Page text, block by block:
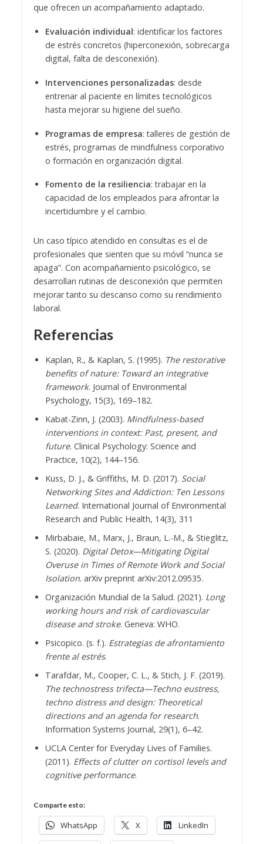
que ofrecen un acompañamiento adaptado.
Evaluación individual: identificar los factores
de estrés concretos (hiperconexión, sobrecarga
digital, falta de desconexión).
Intervenciones personalizadas: desde
entrenar al paciente en límites tecnológicos
hasta mejorar su higiene del sueño.
Programas de empresa: talleres de gestión de
estrés, programas de mindfulness corporativo
o formación en organización digital.
Fomento de la resiliencia: trabajar en la
capacidad de los empleados para afrontar la
incertidumbre y el cambio.
Un caso típico atendido en consultas es el de
profesionales que sienten que su móvil “nunca se
apaga”. Con acompañamiento psicológico, se
desarrollan rutinas de desconexión que permiten
mejorar tanto su descanso como su rendimiento
laboral.
Referencias
Kaplan, R., & Kaplan, S. (1995). The restorative
benefits of nature: Toward an integrative
framework. Journal of Environmental
Psychology, 15(3), 169–182.
Kabat-Zinn, J. (2003). Mindfulness-based
interventions in context: Past, present, and
future. Clinical Psychology: Science and
Practice, 10(2), 144–156.
Kuss, D. J., & Griffiths, M. D. (2017). Social
Networking Sites and Addiction: Ten Lessons
Learned. International Journal of Environmental
Research and Public Health, 14(3), 311
Mirbabaie, M., Marx, J., Braun, L.-M., & Stieglitz,
S. (2020). Digital Detox—Mitigating Digital
Overuse in Times of Remote Work and Social
Isolation. arXiv preprint arXiv:2012.09535.
Organización Mundial de la Salud. (2021). Long
working hours and risk of cardiovascular
disease and stroke. Geneva: WHO.
Psicopico. (s. f.). Estrategias de afrontamiento
frente al estrés.
Tarafdar, M., Cooper, C. L., & Stich, J. F. (2019).
The technostress trifecta—Techno eustress,
techno distress and design: Theoretical
directions and an agenda for research.
Information Systems Journal, 29(1), 6–42.
UCLA Center for Everyday Lives of Families.
(2011). Effects of clutter on cortisol levels and
cognitive performance.
Comparte esto:
WhatsApp X LinkedIn